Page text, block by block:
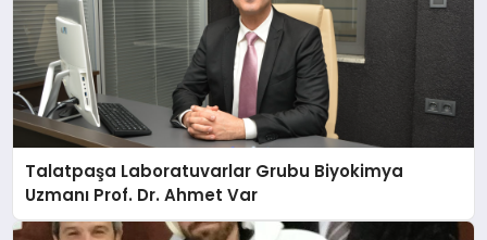
Talatpaşa Laboratuvarlar Grubu Biyokimya
Uzmanı Prof. Dr. Ahmet Var